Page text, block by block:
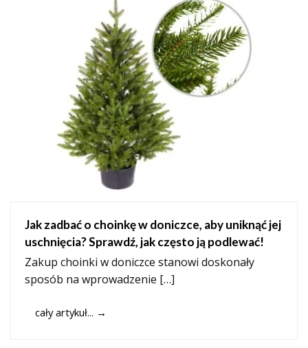
Jak zadbać o choinkę w doniczce, aby uniknąć jej
uschnięcia? Sprawdź, jak często ją podlewać!
Zakup choinki w doniczce stanowi doskonały
sposób na wprowadzenie […]
cały artykuł... →